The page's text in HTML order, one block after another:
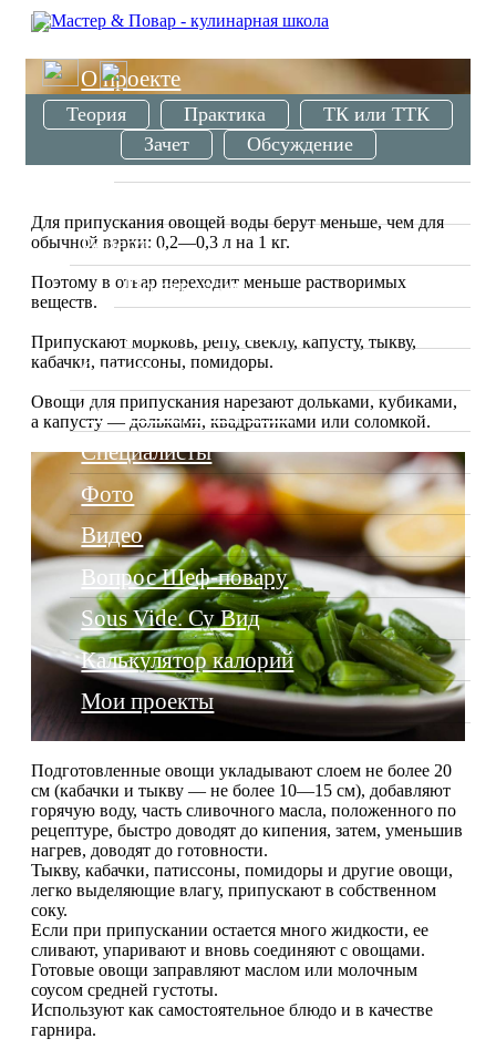
О проекте
Школа
Вводные занятия
Рецепты
По странам
Статьи
Отзывы о ресторанах
Специалисты
Фото
Видео
Вопрос Шеф-повару
Sous Vide. Су Вид
Калькулятор калорий
Мои проекты
Урок Блюда и гарниры из припущенных овощей
Теория Практика
ТК или ТТК
Зачет
Обсуждение
Для припускания овощей воды берут меньше, чем для
обычной варки: 0,2—0,3 л на 1 кг.
Поэтому в отвар переходит меньше растворимых
веществ.
Припускают морковь, репу, свеклу, капусту, тыкву,
кабачки, патиссоны, помидоры.
Овощи для припускания нарезают дольками, кубиками,
а капусту — дольками, квадратиками или соломкой.
Подготовленные овощи укладывают слоем не более 20
см (кабачки и тыкву — не более 10—15 см), добавляют
горячую воду, часть сливочного масла, положенного по
рецептуре, быстро доводят до кипения, затем, уменьшив
нагрев, доводят до готовности.
Тыкву, кабачки, патиссоны, помидоры и другие овощи,
легко выделяющие влагу, припускают в собственном
соку.
Если при припускании остается много жидкости, ее
сливают, упаривают и вновь соединяют с овощами.
Готовые овощи заправляют маслом или молочным
соусом средней густоты.
Используют как самостоятельное блюдо и в качестве
гарнира.